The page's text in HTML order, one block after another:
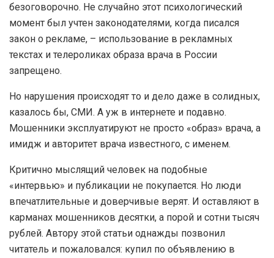
безоговорочно. Не случайно этот психологический
момент был учтен законодателями, когда писался
закон о рекламе, – использование в рекламных
текстах и телероликах образа врача в России
запрещено.
Но нарушения происходят то и дело даже в солидных,
казалось бы, СМИ. А уж в интернете и подавно.
Мошенники эксплуатируют не просто «образ» врача, а
имидж и авторитет врача известного, с именем.
Критично мыслящий человек на подобные
«интервью» и публикации не покупается. Но люди
впечатлительные и доверчивые верят. И оставляют в
карманах мошенников десятки, а порой и сотни тысяч
рублей. Автору этой статьи однажды позвонил
читатель и пожаловался: купил по объявлению в